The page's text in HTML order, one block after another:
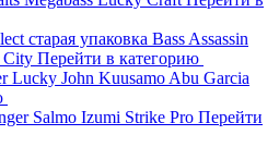
старая упаковка Bass Assassin
City Перейти в категорию
Lucky John Kuusamo Abu Garcia
Salmo Izumi Strike Pro Перейти